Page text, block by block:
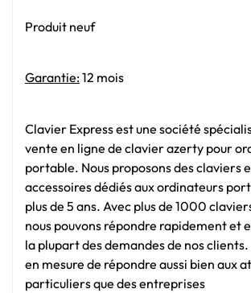
Produit neuf
Garantie:12 mois
Clavier Express est une société
vente en ligne de clavier azerty pour
portable. Nous proposons des claviers
accessoires dédiés aux ordinateurs
plus de 5 ans. Avec plus de 1000
nous pouvons répondre rapidement et
la plupart des demandes de nos clients.
en mesure de répondre aussi bien aux
particuliers que des entreprises